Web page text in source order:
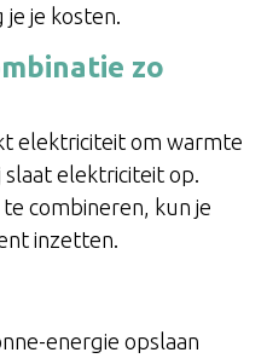
je kosten.
zo
elektriciteit om warmte
elektriciteit op.
combineren, kun je
inzetten.
energie opslaan